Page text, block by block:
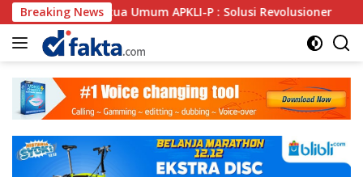
Langsung
ke
konten
Breaking News
Umum APKLI-P : Solusi Revolusioner Oknum SPSI